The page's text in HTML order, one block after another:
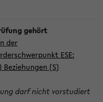
der
ESE:
(S)
darf nicht vorstudiert